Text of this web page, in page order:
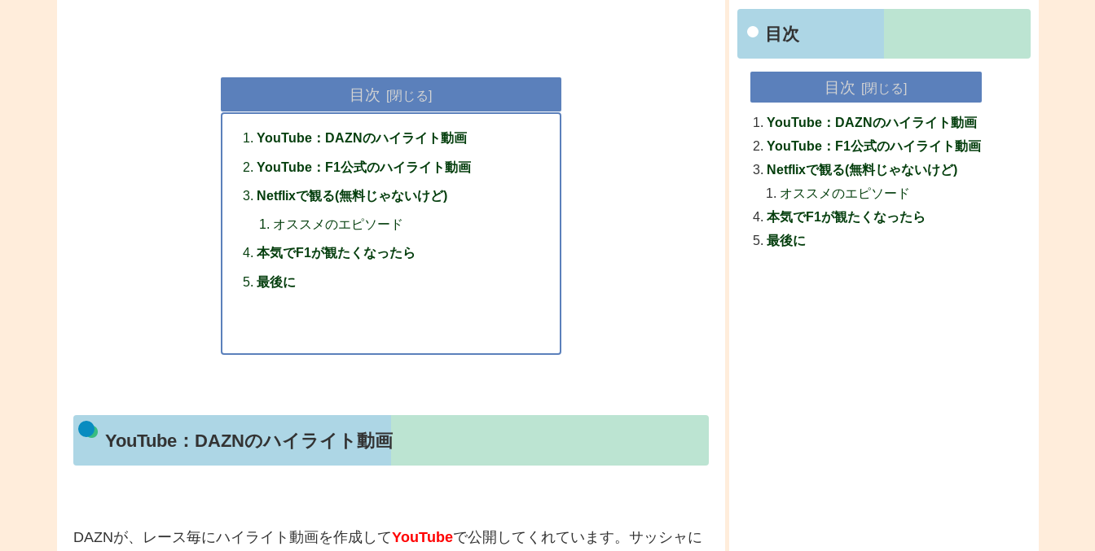
目次
YouTube：DAZNのハイライト動画
YouTube：F1公式のハイライト動画
Netflixで観る(無料じゃないけど)
オススメのエピソード
本気でF1が観たくなったら
最後に
YouTube：DAZNのハイライト動画
DAZNが、レース毎にハイライト動画を作成してYouTubeで公開してくれています。サッシャに
目次
目次
YouTube：DAZNのハイライト動画
YouTube：F1公式のハイライト動画
Netflixで観る(無料じゃないけど)
オススメのエピソード
本気でF1が観たくなったら
最後に